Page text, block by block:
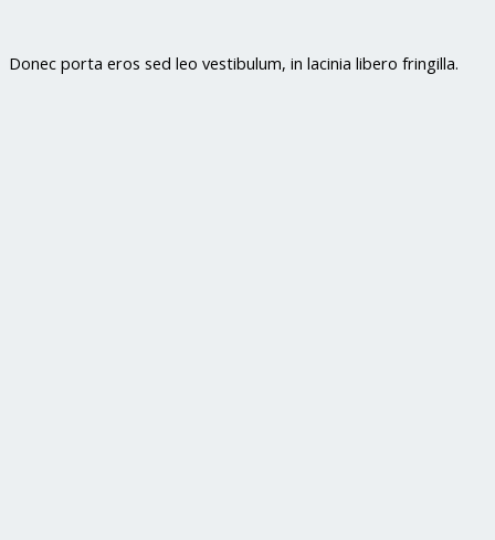
Donec porta eros sed leo vestibulum, in lacinia libero fringilla.